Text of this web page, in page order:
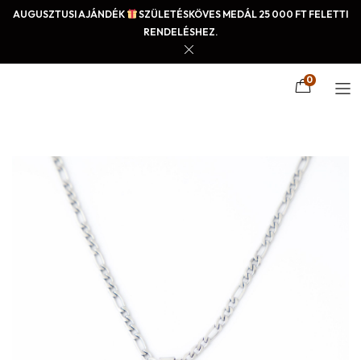
AUGUSZTUSI AJÁNDÉK
SZÜLETÉSKÖVES MEDÁL 25 000 FT FELETTI
RENDELÉSHEZ.
0